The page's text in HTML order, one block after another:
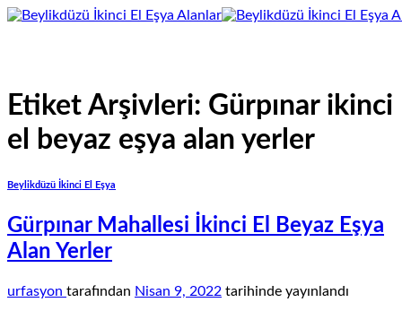
İçeriğe
Etiket Arşivleri: Gürpınar ikinci
el beyaz eşya alan yerler
Beylikdüzü İkinci El Eşya
Gürpınar Mahallesi İkinci El Beyaz Eşya
Alan Yerler
urfasyon tarafından Nisan 9, 2022 tarihinde yayınlandı